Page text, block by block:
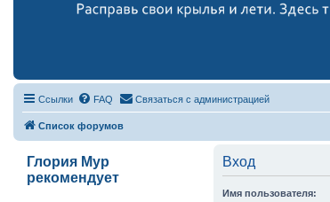
Ссылки FAQ Связаться с администрацией
Список форумов
Глория Мур
рекомендует
Вход
Имя пользователя: